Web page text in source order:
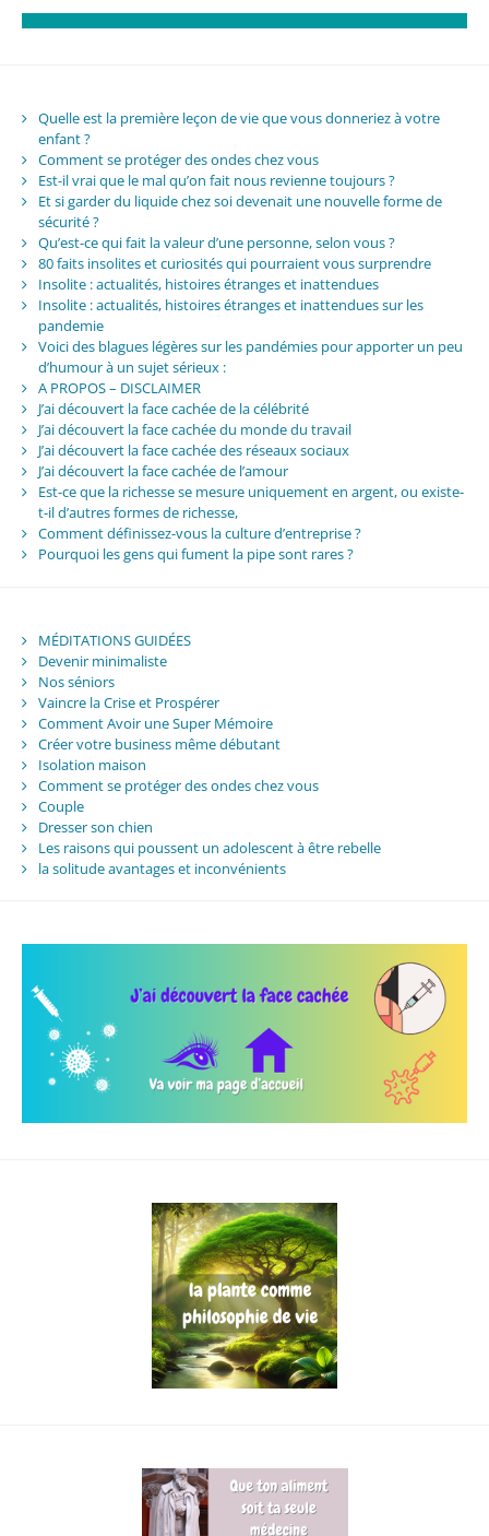
Quelle est la première leçon de vie que vous donneriez à votre
enfant ?
Comment se protéger des ondes chez vous
Est-il vrai que le mal qu’on fait nous revienne toujours ?
Et si garder du liquide chez soi devenait une nouvelle forme de
sécurité ?
Qu’est-ce qui fait la valeur d’une personne, selon vous ?
80 faits insolites et curiosités qui pourraient vous surprendre
Insolite : actualités, histoires étranges et inattendues
Insolite : actualités, histoires étranges et inattendues sur les
pandemie
Voici des blagues légères sur les pandémies pour apporter un peu
d’humour à un sujet sérieux :
A PROPOS – DISCLAIMER
J’ai découvert la face cachée de la célébrité
J’ai découvert la face cachée du monde du travail
J’ai découvert la face cachée des réseaux sociaux
J’ai découvert la face cachée de l’amour
Est-ce que la richesse se mesure uniquement en argent, ou existe-
t-il d’autres formes de richesse,
Comment définissez-vous la culture d’entreprise ?
Pourquoi les gens qui fument la pipe sont rares ?
MÉDITATIONS GUIDÉES
Devenir minimaliste
Nos séniors
Vaincre la Crise et Prospérer
Comment Avoir une Super Mémoire
Créer votre business même débutant
Isolation maison
Comment se protéger des ondes chez vous
Couple
Dresser son chien
Les raisons qui poussent un adolescent à être rebelle
la solitude avantages et inconvénients